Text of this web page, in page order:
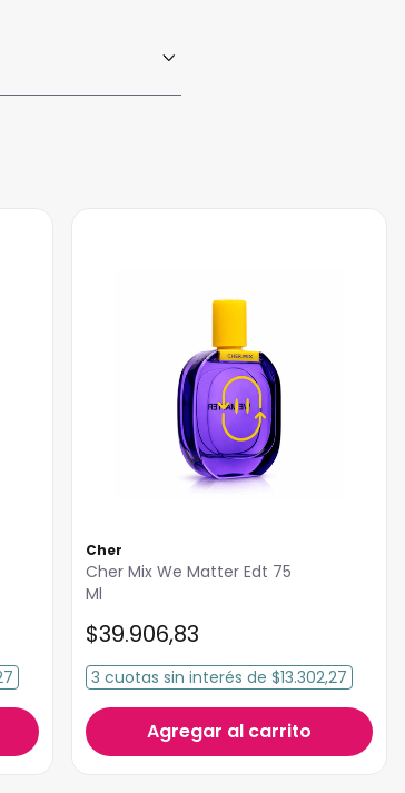
Cher
Cher Mix We Matter Edt 75
Ml
$39.906,83
3 cuotas sin interés de $13.302,27
Agregar al carrito